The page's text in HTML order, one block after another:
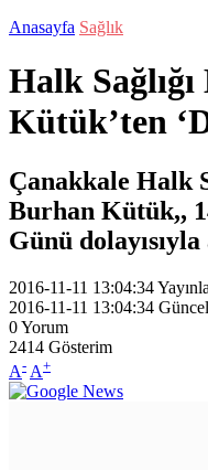
Anasayfa Sağlık
Halk
Kütük’ten
Çanakkale Halk
Burhan Kütük,,
Günü
2016-11-11 13:04:34
2016-11-11 13:04:34
0Yorum
2414 Gösterim
A- A+